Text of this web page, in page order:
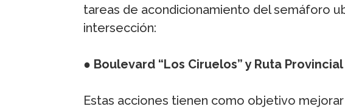
tareas de acondicionamiento del semáforo
intersección:
● Boulevard “Los Ciruelos” y Ruta Provincial
Estas acciones tienen como objetivo